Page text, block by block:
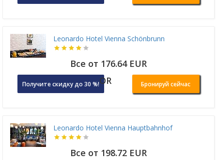
Leonardo Hotel Vienna Schönbrunn
Все от 176.64 EUR
Получите скидку до 30 %!OR Бронируй сейчас
Leonardo Hotel Vienna Hauptbahnhof
Все от 198.72 EUR